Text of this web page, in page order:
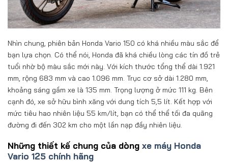
Nhìn chung, phiên bản Honda Vario 150 có khá nhiều màu sắc để
bạn lựa chọn. Có thể nói, Honda đã khá chiều lòng các tín đồ trẻ
tuổi nhờ bộ màu sắc mới này. Với kích thước tổng thể dài 1.921
mm, rộng 683 mm và cao 1.096 mm. Trục cơ sở dài 1.280 mm,
khoảng sáng gầm xe là 135 mm. Trọng lượng ở mức 111 kg. Bên
cạnh đó, xe sở hữu bình xăng với dung tích 5,5 lít. Kết hợp với
mức tiêu hao nhiên liệu 55 km/lít, bạn có thể thể tối đa quãng
đường đi đến 302 km cho một lần nạp đầy nhiên liệu.
Những thiết kế chung của dòng xe máy Honda
Vario 125 chính hãng